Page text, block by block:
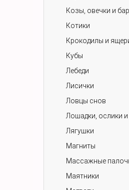
Козы, овечки и
Котики
Крокодилы и
Кубы
Лебеди
Лисички
Ловцы снов
Лошадки, ослики
Лягушки
Магниты
Массажные
Маятники